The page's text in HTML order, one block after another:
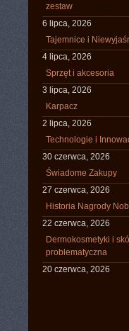
zestaw
6 lipca, 2026
Tajemnice i
4 lipca, 2026
Sprzęt i akcesoria
3 lipca, 2026
Karpacz
2 lipca, 2026
Technologie i
30 czerwca, 2026
Świadome Zakupy
27 czerwca, 2026
Historia Nagrody
22 czerwca, 2026
Dermokosmetyki i
problematyczna
20 czerwca, 2026